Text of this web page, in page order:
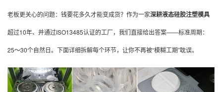
老板更关心的问题：钱要花多久才能变成货？作为一家深耕液态硅胶注塑模具
超过10年、并通过ISO13485认证的工厂，我们直接给出答案——标准周期：
25～30个自然日。下面详细拆解每个环节，让你不再被“模糊工期”耽误。